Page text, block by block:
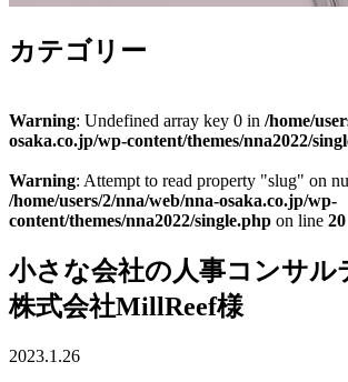
カテゴリー
Warning: Undefined array key 0 in /home/
osaka.co.jp/wp-content/themes/nna2022/
Warning: Attempt to read property "slug" on
/home/users/2/nna/web/nna-osaka.co.jp/wp-
content/themes/nna2022/single.php on line 20
小さな会社の人事コンサ
株式会社MillReef様
2023.1.26